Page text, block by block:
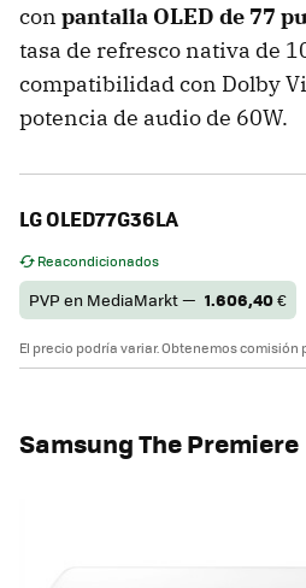
con pantalla OLED de 77
tasa de refresco nativa de
compatibilidad con Dolby
potencia de audio de 60W.
LG OLED77G36LA
Reacondicionados
PVP en MediaMarkt — 1.606,40€
El precio podría variar. Obtenemos comisión
Samsung The Premiere